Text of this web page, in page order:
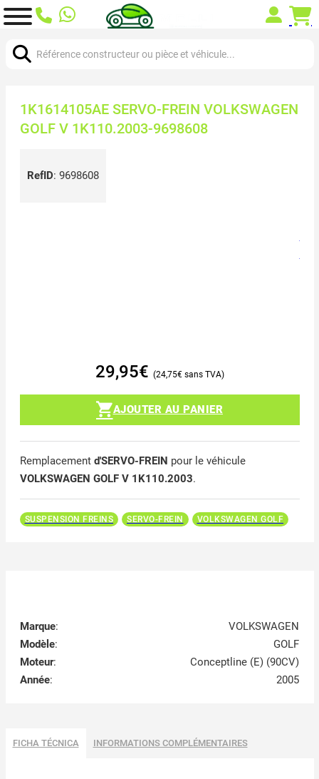
1K1614105AE SERVO-FREIN VOLKSWAGEN
GOLF V 1K110.2003-9698608
RefID: 9698608
29,95€ 24,75€
AJOUTER AU PANIER
Remplacement d'SERVO-FREIN pour le véhicule
VOLKSWAGEN GOLF V 1K110.2003.
SUSPENSION FREINS SERVO-FREIN VOLKSWAGEN GOLF
Marque:
VOLKSWAGEN
Modèle:
GOLF
Moteur:
Conceptline (E) (90CV)
Année: 2005
FICHA TÉCNICA INFORMATIONS COMPLÉMENTAIRES